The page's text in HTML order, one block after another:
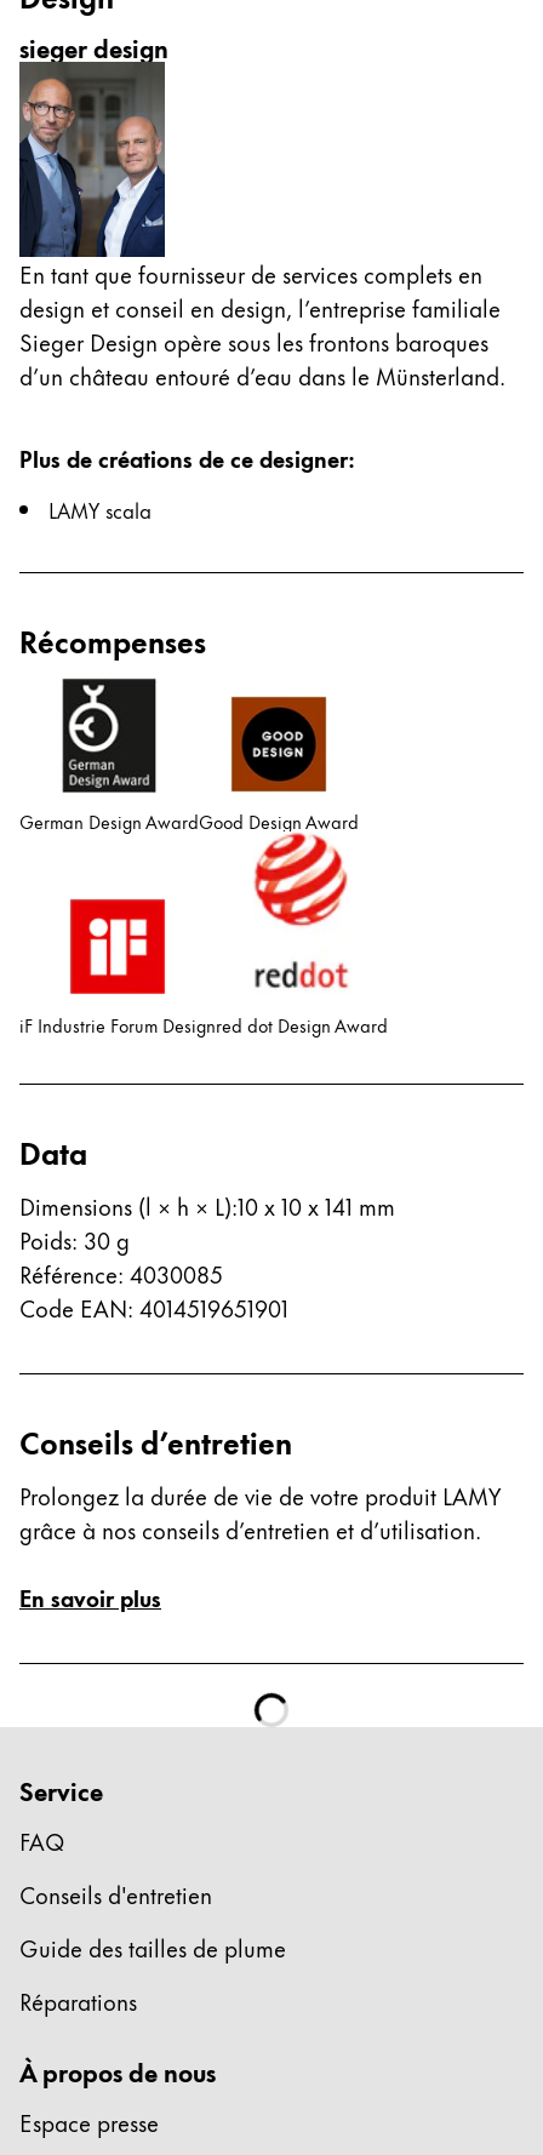
Cette région répertorie les pays et les langues
Amérique du Sud
Cette région répertorie les pays et les langues
Brazil
português
Chile
español
Mexico
español
Afrique
Cette région répertorie les pays et les langues
South Africa
Asie-Pacifique
Cette région répertorie les pays et les langues
Australia
中文
South Korea
한국어
New Zealand
English
English
Singapore
English
Taiwan
ไทย
Tiếng Việt
Cambodia
EnglishKhmer
Moyen-Orient
Cette région répertorie les pays et les langues
Océanie
Cette région répertorie les pays et les langues
sieger design
En tant que fournisseur de services complets en
design et conseil en design, l’entreprise familiale
Sieger Design opère sous les frontons baroques
d’un château entouré d’eau dans le Münsterland.
Plus de créations de ce designer:
LAMY scala
Récompenses
German Design AwardGood Design Award
iF Industrie Forum Designred dot Design Award
Data
Dimensions (l × h × L):10 x 10 x 141 mm
Poids: 30g
Référence: 4030085
Code EAN: 4014519651901
Conseils d’entretien
Prolongez la durée de vie de votre produit LAMY
grâce à nos conseils d’entretien et d’utilisation.
En savoir plus
Service
FAQ
Conseils d'entretien
Guide des tailles de plume
Réparations
À propos de nous
Espace presse